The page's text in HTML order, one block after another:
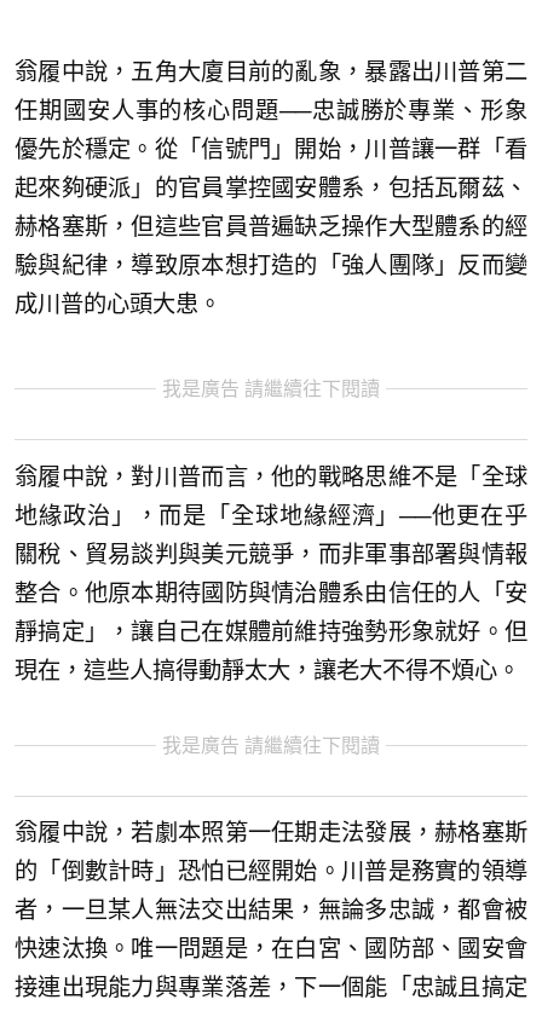
翁履中說，五角大廈目前的亂象，暴露出川普第二
任期國安人事的核心問題──忠誠勝於專業、形象
優先於穩定。從「信號門」開始，川普讓一群「看
起來夠硬派」的官員掌控國安體系，包括瓦爾茲、
赫格塞斯，但這些官員普遍缺乏操作大型體系的經
驗與紀律，導致原本想打造的「強人團隊」反而變
成川普的心頭大患。
我是廣告 請繼續往下閱讀
翁履中說，對川普而言，他的戰略思維不是「全球
地緣政治」，而是「全球地緣經濟」──他更在乎
關稅、貿易談判與美元競爭，而非軍事部署與情報
整合。他原本期待國防與情治體系由信任的人「安
靜搞定」，讓自己在媒體前維持強勢形象就好。但
現在，這些人搞得動靜太大，讓老大不得不煩心。
我是廣告 請繼續往下閱讀
翁履中說，若劇本照第一任期走法發展，赫格塞斯
的「倒數計時」恐怕已經開始。川普是務實的領導
者，一旦某人無法交出結果，無論多忠誠，都會被
快速汰換。唯一問題是，在白宮、國防部、國安會
接連出現能力與專業落差，下一個能「忠誠且搞定